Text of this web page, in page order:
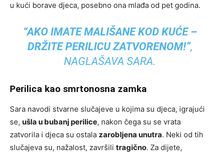
u kući borave djeca, posebno ona mlađa od pet godina.
“AKO IMATE MALIŠANE KOD KUĆE –
DRŽITE PERILICU ZATVORENOM!”,
NAGLAŠAVA SARA.
Perilica kao smrtonosna zamka
Sara navodi stvarne slučajeve u kojima su djeca, igrajući
se, ušla u bubanj perilice, nakon čega su se vrata
zatvorila i djeca su ostala zarobljena unutra. Neki od tih
slučajeva su, nažalost, završili tragično. Za dijete,